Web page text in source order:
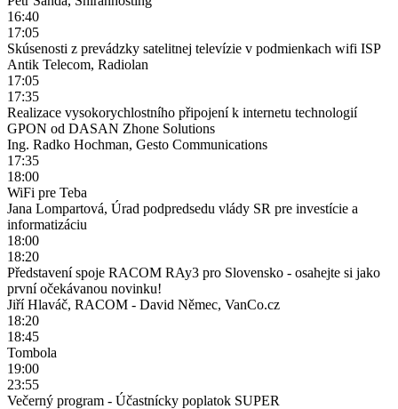
16:40
17:05
Skúsenosti z prevádzky satelitnej televízie v podmienkach wifi ISP
Antik Telecom, Radiolan
17:05
17:35
Realizace vysokorychlostního připojení k internetu technologií
GPON od DASAN Zhone Solutions
Ing. Radko Hochman, Gesto Communications
17:35
18:00
WiFi pre Teba
Jana Lompartová, Úrad podpredsedu vlády SR pre investície a
informatizáciu
18:00
18:20
Představení spoje RACOM RAy3 pro Slovensko - osahejte si jako
první očekávanou novinku!
Jiří Hlaváč, RACOM - David Němec, VanCo.cz
18:20
18:45
Tombola
19:00
23:55
Večerný program - Účastnícky poplatok SUPER